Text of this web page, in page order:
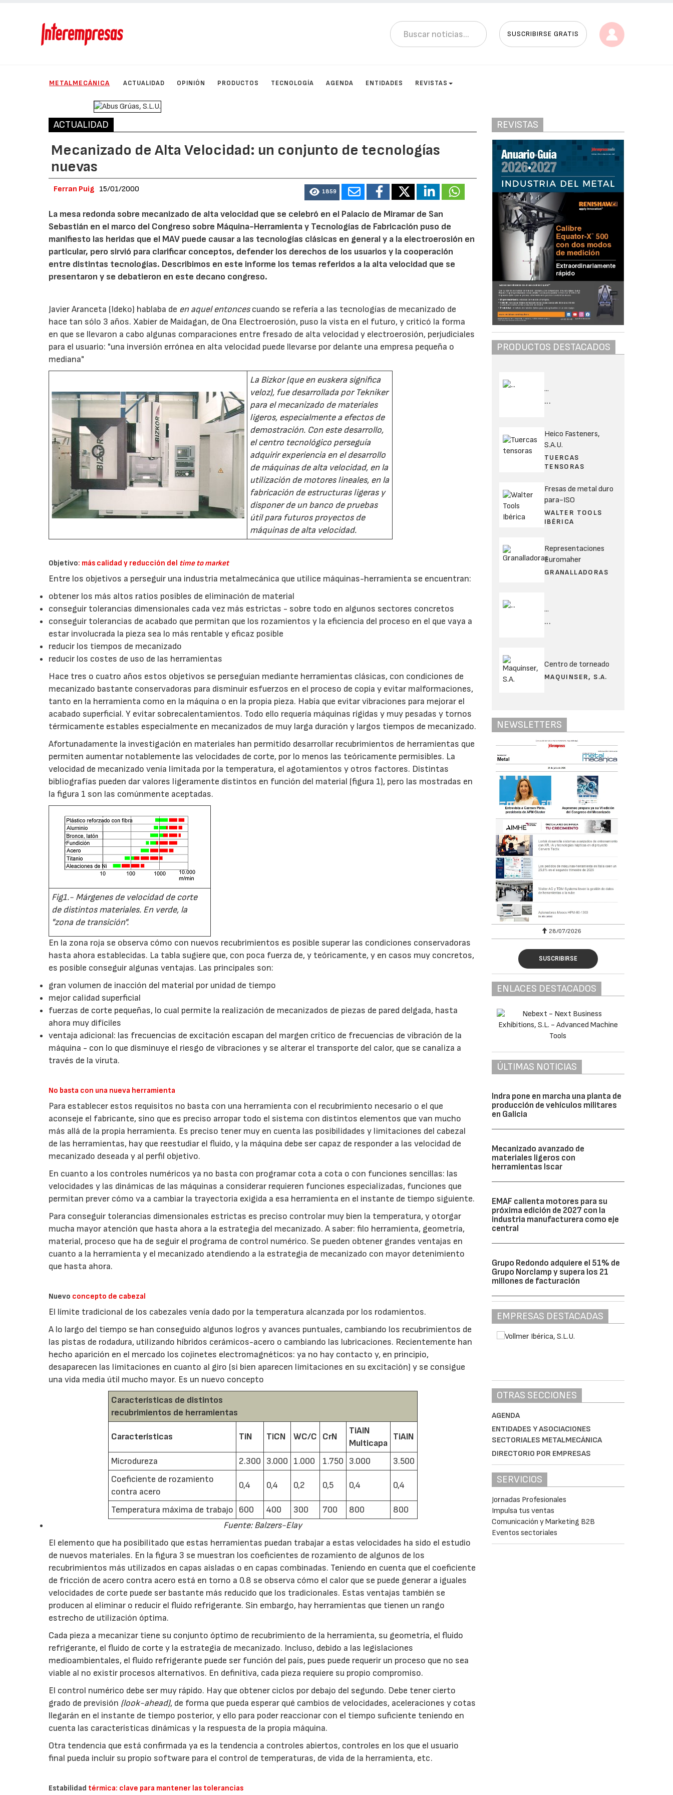
SUSCRIBIRSE GRATIS
METALMECÁNICA ACTUALIDAD OPINIÓN PRODUCTOS TECNOLOGÍA AGENDA ENTIDADES REVISTAS
ACTUALIDAD
Mecanizado de Alta Velocidad: un conjunto de tecnologías
nuevas
Ferran Puig 15/01/2000 1859
La mesa redonda sobre mecanizado de alta velocidad que se celebró en el Palacio de Miramar de San
Sebastián en el marco del Congreso sobre Máquina-Herramienta y Tecnologías de Fabricación puso de
manifiesto las heridas que el MAV puede causar a las tecnologías clásicas en general y a la electroerosión en
particular, pero sirvió para clarificar conceptos, defender los derechos de los usuarios y la cooperación
entre distintas tecnologías. Describimos en este informe los temas referidos a la alta velocidad que se
presentaron y se debatieron en este decano congreso.
Javier Aranceta (Ideko) hablaba de en aquel entoncescuando se refería a las tecnologías de mecanizado de
hace tan sólo 3 años. Xabier de Maidagan, de Ona Electroerosión, puso la vista en el futuro, y criticó la forma
en que se llevaron a cabo algunas comparaciones entre fresado de alta velocidad y electroerosión, perjudiciales
para el usuario: "una inversión errónea en alta velocidad puede llevarse por delante una empresa pequeña o
mediana"
La Bizkor (que en euskera significa
veloz), fue desarrollada por Tekniker
para el mecanizado de materiales
ligeros, especialmente a efectos de
demostración. Con este desarrollo,
el centro tecnológico perseguía
adquirir experiencia en el desarrollo
de máquinas de alta velocidad, en la
utilización de motores lineales, en la
fabricación de estructuras ligeras y
disponer de un banco de pruebas
útil para futuros proyectos de
máquinas de alta velocidad.
Objetivo: más calidad y reducción del time to market
Entre los objetivos a perseguir una industria metalmecánica que utilice máquinas-herramienta se encuentran:
obtener los más altos ratios posibles de eliminación de material
conseguir tolerancias dimensionales cada vez más estrictas - sobre todo en algunos sectores concretos
conseguir tolerancias de acabado que permitan que los rozamientos y la eficiencia del proceso en el que vaya a
estar involucrada la pieza sea lo más rentable y eficaz posible
reducir los tiempos de mecanizado
reducir los costes de uso de las herramientas
Hace tres o cuatro años estos objetivos se perseguían mediante herramientas clásicas, con condiciones de
mecanizado bastante conservadoras para disminuir esfuerzos en el proceso de copia y evitar malformaciones,
tanto en la herramienta como en la máquina o en la propia pieza. Había que evitar vibraciones para mejorar el
acabado superficial. Y evitar sobrecalentamientos. Todo ello requería máquinas rígidas y muy pesadas y tornos
térmicamente estables especialmente en mecanizados de muy larga duración y largos tiempos de mecanizado.
Afortunadamente la investigación en materiales han permitido desarrollar recubrimientos de herramientas que
permiten aumentar notablemente las velocidades de corte, por lo menos las teóricamente permisibles. La
velocidad de mecanizado venía limitada por la temperatura, el agotamientos y otros factores. Distintas
bibliografías pueden dar valores ligeramente distintos en función del material (figura 1), pero las mostradas en
la figura 1 son las comúnmente aceptadas.
Fig1.- Márgenes de velocidad de corte
de distintos materiales. En verde, la
"zona de transición".
En la zona roja se observa cómo con nuevos recubrimientos es posible superar las condiciones conservadoras
hasta ahora establecidas. La tabla sugiere que, con poca fuerza de, y teóricamente, y en casos muy concretos,
es posible conseguir algunas ventajas. Las principales son:
gran volumen de inacción del material por unidad de tiempo
mejor calidad superficial
fuerzas de corte pequeñas, lo cual permite la realización de mecanizados de piezas de pared delgada, hasta
ahora muy difíciles
ventaja adicional: las frecuencias de excitación escapan del margen crítico de frecuencias de vibración de la
máquina - con lo que disminuye el riesgo de vibraciones y se alterar el transporte del calor, que se canaliza a
través de la viruta.
No basta con una nueva herramienta
Para establecer estos requisitos no basta con una herramienta con el recubrimiento necesario o el que
aconseje el fabricante, sino que es preciso arropar todo el sistema con distintos elementos que van mucho
más allá de la propia herramienta. Es preciso tener muy en cuenta las posibilidades y limitaciones del cabezal
de las herramientas, hay que reestudiar el fluido, y la máquina debe ser capaz de responder a las velocidad de
mecanizado deseada y al perfil objetivo.
En cuanto a los controles numéricos ya no basta con programar cota a cota o con funciones sencillas: las
velocidades y las dinámicas de las máquinas a considerar requieren funciones especializadas, funciones que
permitan prever cómo va a cambiar la trayectoria exigida a esa herramienta en el instante de tiempo siguiente.
Para conseguir tolerancias dimensionales estrictas es preciso controlar muy bien la temperatura, y otorgar
mucha mayor atención que hasta ahora a la estrategia del mecanizado. A saber: filo herramienta, geometría,
material, proceso que ha de seguir el programa de control numérico. Se pueden obtener grandes ventajas en
cuanto a la herramienta y el mecanizado atendiendo a la estrategia de mecanizado con mayor detenimiento
que hasta ahora.
Nuevo concepto de cabezal
El límite tradicional de los cabezales venía dado por la temperatura alcanzada por los rodamientos.
A lo largo del tiempo se han conseguido algunos logros y avances puntuales, cambiando los recubrimientos de
las pistas de rodadura, utilizando híbridos cerámicos-acero o cambiando las lubricaciones. Recientemente han
hecho aparición en el mercado los cojinetes electromagnéticos: ya no hay contacto y, en principio,
desaparecen las limitaciones en cuanto al giro (si bien aparecen limitaciones en su excitación) y se consigue
una vida media útil mucho mayor. Es un nuevo concepto
Características de distintos
recubrimientos de herramientas
Características TiN TiCN WC/C CrN
TiAIN
Multicapa
TiAIN
Microdureza 2.300 3.000 1.000 1.750 3.000
3.500
Coeficiente de rozamiento
contra acero
0,4 0,4 0,2 0,5 0,4 0,4
Temperatura máxima de trabajo 600 400 300 700 800
800
Fuente: Balzers-Elay
El elemento que ha posibilitado que estas herramientas puedan trabajar a estas velocidades ha sido el estudio
de nuevos materiales. En la figura 3 se muestran los coeficientes de rozamiento de algunos de los
recubrimientos más utilizados en capas aisladas o en capas combinadas. Teniendo en cuenta que el coeficiente
de fricción de acero contra acero está en torno a 0.8 se observa cómo el calor que se puede generar a iguales
velocidades de corte puede ser bastante más reducido que los tradicionales. Estas ventajas también se
producen al eliminar o reducir el fluido refrigerante. Sin embargo, hay herramientas que tienen un rango
estrecho de utilización óptima.
Cada pieza a mecanizar tiene su conjunto óptimo de recubrimiento de la herramienta, su geometría, el fluido
refrigerante, el fluido de corte y la estrategia de mecanizado. Incluso, debido a las legislaciones
medioambientales, el fluido refrigerante puede ser función del país, pues puede requerir un proceso que no sea
viable al no existir procesos alternativos. En definitiva, cada pieza requiere su propio compromiso.
El control numérico debe ser muy rápido. Hay que obtener ciclos por debajo del segundo. Debe tener cierto
grado de previsión (look-ahead), de forma que pueda esperar qué cambios de velocidades, aceleraciones y cotas
llegarán en el instante de tiempo posterior, y ello para poder reaccionar con el tiempo suficiente teniendo en
cuenta las características dinámicas y la respuesta de la propia máquina.
Otra tendencia que está confirmada ya es la tendencia a controles abiertos, controles en los que el usuario
final pueda incluir su propio software para el control de temperaturas, de vida de la herramienta, etc.
Estabilidad térmica: clave para mantener las tolerancias
REVISTAS
PRODUCTOS DESTACADOS
...
...
Heico Fasteners,
S.A.U.
TUERCAS
TENSORAS
Fresas de metal duro
para-ISO
WALTER TOOLS
IBÉRICA
Representaciones
Euromaher
GRANALLADORAS
...
...
Centro de torneado
MAQUINSER, S.A.
NEWSLETTERS
28/07/2026
SUSCRIBIRSE
ENLACES DESTACADOS
ÚLTIMAS NOTICIAS
Indra pone en marcha una planta de
producción de vehículos militares
en Galicia
Mecanizado avanzado de
materiales ligeros con
herramientas Iscar
EMAF calienta motores para su
próxima edición de 2027 con la
industria manufacturera como eje
central
Grupo Redondo adquiere el 51% de
Grupo Norclamp y supera los 21
millones de facturación
EMPRESAS DESTACADAS
OTRAS SECCIONES
AGENDA
ENTIDADES Y ASOCIACIONES
SECTORIALES METALMECÁNICA
DIRECTORIO POR EMPRESAS
SERVICIOS
Jornadas Profesionales
Impulsa tus ventas
Comunicación y Marketing B2B
Eventos sectoriales